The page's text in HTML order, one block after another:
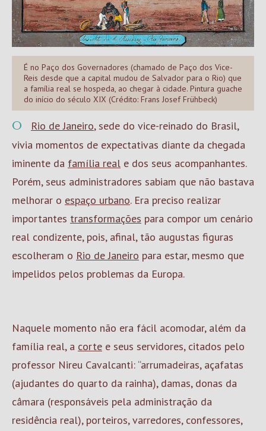
É no Paço dos Governadores (chamado de Paço dos Vice-
Reis desde que a capital mudou de Salvador para o Rio) que
a família real se hospeda, ao chegar à cidade. Pintura guache
do início do século XIX (Crédito: Frans Josef Frühbeck)
Rio de Janeiro, sede do vice-reinado do Brasil,
vivia momentos de expectativas diante da chegada
iminente da família real e dos seus acompanhantes.
Porém, seus administradores sabiam que não bastava
melhorar o espaço urbano. Era preciso realizar
importantes transformações para compor um cenário
real condizente, pois, afinal, tão augustas figuras
escolheram o Rio de Janeiro para estar, mesmo que
impelidos pelos problemas da Europa.
Naquele momento não era fácil acomodar, além da
família real, a corte e seus servidores, citados pelo
professor Nireu Cavalcanti: “arrumadeiras, açafatas
(ajudantes do quarto da rainha), damas, donas da
câmara (responsáveis pela administração da
residência real), porteiros, varredores, confessores,